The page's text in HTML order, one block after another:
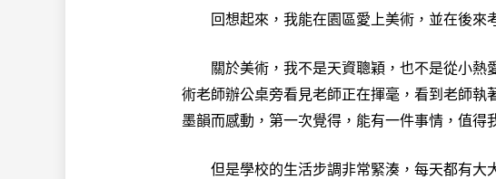
回想起來，我能在園區愛上美術，並在後來
關於美術，我不是天資聰穎，也不是從小熱
術老師辦公桌旁看見老師正在揮毫，看到老師
墨韻而感動，第一次覺得，能有一件事情，值得
但是學校的生活步調非常緊湊，每天都有大